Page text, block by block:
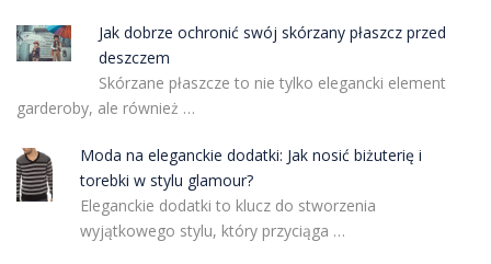
Jak dobrze ochronić swój skórzany płaszcz przed
deszczem
Skórzane płaszcze to nie tylko elegancki element
garderoby, ale również …
Moda na eleganckie dodatki: Jak nosić biżuterię i
torebki w stylu glamour?
Eleganckie dodatki to klucz do stworzenia
wyjątkowego stylu, który przyciąga …